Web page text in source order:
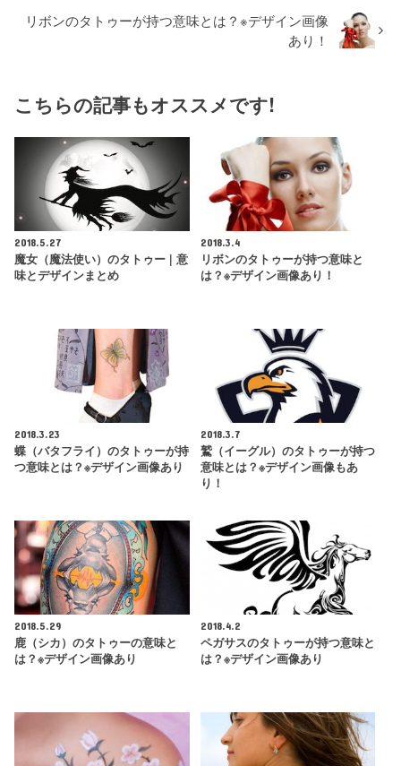
リボンのタトゥーが持つ意味とは？※デザイン画像
あり！
こちらの記事もオススメです!
2018.5.27
魔女（魔法使い）のタトゥー | 意
味とデザインまとめ
2018.3.4
リボンのタトゥーが持つ意味と
は？※デザイン画像あり！
2018.3.23
蝶（バタフライ）のタトゥーが持
つ意味とは？※デザイン画像あり
2018.3.7
鷲（イーグル）のタトゥーが持つ
意味とは？※デザイン画像もあ
り！
2018.5.29
鹿（シカ）のタトゥーの意味と
は？※デザイン画像あり
2018.4.2
ペガサスのタトゥーが持つ意味と
は？※デザイン画像あり